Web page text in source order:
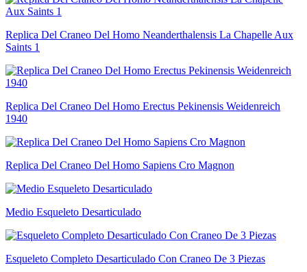
Replica Del Craneo Del Homo Neanderthalensis La Chapelle Aux
Saints 1
Replica Del Craneo Del Homo Erectus Pekinensis Weidenreich
1940
Replica Del Craneo Del Homo Sapiens Cro Magnon
Medio Esqueleto Desarticulado
Esqueleto Completo Desarticulado Con Craneo De 3 Piezas